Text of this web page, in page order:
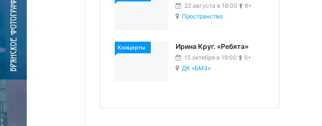
22 августа в 18:00
6+
Пространство
Концерты Ирина Круг. «Ребята»
15 октября в 19:00
6+
ДК «БМЗ»